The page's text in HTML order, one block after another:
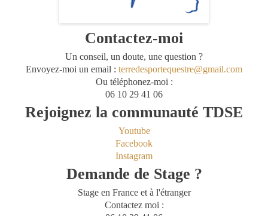
Contactez-moi
Un conseil, un doute, une question ?
Envoyez-moi un email : terredesportequestre@gmail.com
Ou téléphonez-moi :
06 10 29 41 06
Rejoignez la communauté TDSE
Youtube
Facebook
Instagram
Demande de Stage ?
Stage en France et à l'étranger
Contactez moi :